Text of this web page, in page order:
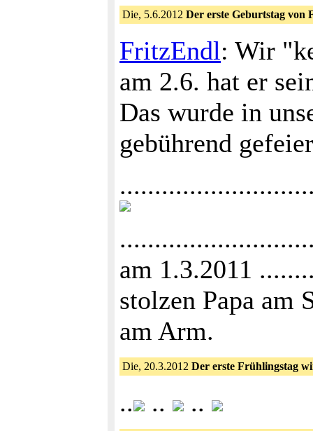
Die, 5.6.2012 Der erste Geburtstag von
FritzEndl: Wir
am 2.6. hat er
Das wurde in
gebührend
am 1.3.2011
stolzen Papa am
am Arm.
Die, 20.3.2012 Der erste Frühlingstag
.. .. ..